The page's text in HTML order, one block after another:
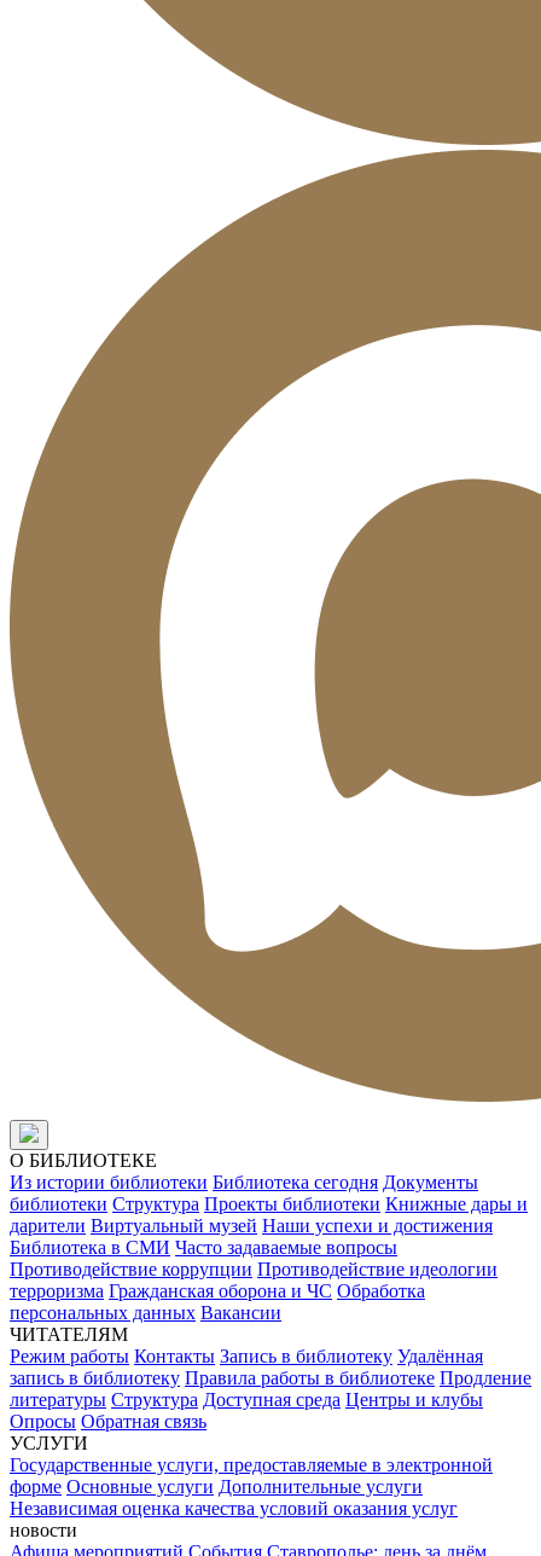
О БИБЛИОТЕКЕ
Из истории библиотеки Библиотека сегодня Документы
библиотеки Структура Проекты библиотеки Книжные дары и
дарители Виртуальный музей Наши успехи и достижения
Библиотека в СМИ Часто задаваемые вопросы
Противодействие коррупции Противодействие идеологии
терроризма Гражданская оборона и ЧС Обработка
персональных данных Вакансии
ЧИТАТЕЛЯМ
Режим работы Контакты Запись в библиотеку Удалённая
запись в библиотеку Правила работы в библиотеке Продление
литературы Структура Доступная среда Центры и клубы
Опросы Обратная связь
УСЛУГИ
Государственные услуги, предоставляемые в электронной
форме Основные услуги Дополнительные услуги
Независимая оценка качества условий оказания услуг
новости
Афиша мероприятий События Ставрополье: день за днём